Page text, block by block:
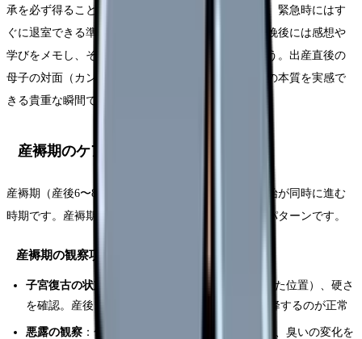
承を必ず得ること、邪魔にならない位置に立つこと、緊急時にはす
ぐに退室できる準備をしておくことが基本です。分娩後には感想や
学びをメモし、その日のうちに記録にまとめましょう。出産直後の
母子の対面（カンガルーケア）の場面は、母性看護の本質を実感で
きる貴重な瞬間です。
産褥期のケアと退院指導
産褥期（産後6〜8週間）は、母体の回復と育児の開始が同時に進む
時期です。産褥期の褥婦を受け持つことが最も多いパターンです。
産褥期の観察項目
子宮復古の状態
：子宮底の高さ（産後日数に応じた位置）、硬さ
を確認。産後1日目は臍高、以降1日1横指ずつ下降するのが正常
悪露の観察 ：色（赤色→褐色→黄色→白色）、量、臭いの変化を